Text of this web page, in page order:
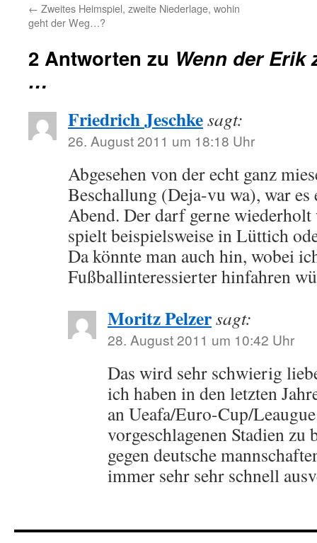
← Zweites Heimspiel, zweite Niederlage, wohin
geht der Weg…?
2 Antworten zu Wenn der Erik
…
Friedrich Jeschkesagt:
26. August 2011 um 18:18 Uhr
Abgesehen von der echt ganz
Beschallung (Deja-vu wa), war es
Abend. Der darf gerne wiederholt
spielt beispielsweise in Lüttich
Da könnte man auch hin, wobei
Fußballinteressierter hinfahren
Moritz Pelzersagt:
28. August 2011 um 10:42 Uhr
Das wird sehr schwierig
ich haben in den letzten
an Ueafa/Euro-Cup/
vorgeschlagenen Stadien
gegen deutsche
immer sehr sehr schnell